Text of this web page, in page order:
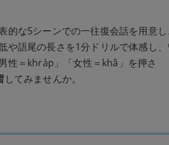
的な5シーンでの一往復会話を用意
や語尾の長さを1分ドリルで体感し
性＝khráp」「女性＝khâ」を押さ
してみませんか。